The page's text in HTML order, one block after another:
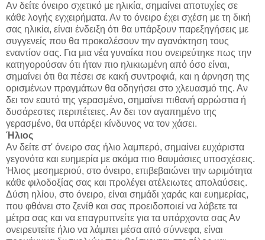
Αν δείτε όνειρο σχετικό με ηλικία, σημαίνει αποτυχίες σε
κάθε λογής εγχειρήματα. Αν το όνειρο έχει σχέση με τη δική
σας ηλικία, είναι ένδειξη ότι θα υπάρξουν παρεξηγήσεις με
συγγενείς που θα προκαλέσουν την αγανάκτηση τους
εναντίον σας. Για μια νέα γυναίκα που ονειρεύτηκε πως την
κατηγορούσαν ότι ήταν πιο ηλικιωμένη από όσο είναι,
σημαίνει ότι θα πέσει σε κακή συντροφιά, και η άρνηση της
ορισμένων πραγμάτων θα οδηγήσει στο χλευασμό της. Αν
δει τον εαυτό της γερασμένο, σημαίνει πιθανή αρρώστια ή
δυσάρεστες περιπέτειες. Αν δει τον αγαπημένο της
γερασμένο, θα υπάρξει κίνδυνος να τον χάσει.
Ήλιος
Αν δείτε στ' όνειρο σας ήλιο λαμπερό, σημαίνει ευχάριστα
γεγονότα και ευημερία με ακόμα πιο θαυμάσιες υποσχέσεις.
Ήλιος μεσημεριού, στο όνειρο, επιβεβαιώνει την ωριμότητα
κάθε φιλοδοξίας σας και προλέγει ατέλειωτες απολαύσεις.
Δύση ηλίου, στο όνειρο, είναι σημάδι χαράς και ευημερίας,
που φθάνει στο ζενίθ και σας προειδοποιεί να λάβετε τα
μέτρα σας και να επαγρυπνείτε για τα υπάρχοντα σας Αν
ονειρευτείτε ήλιο να λάμπει μέσα από σύννεφα, είναι